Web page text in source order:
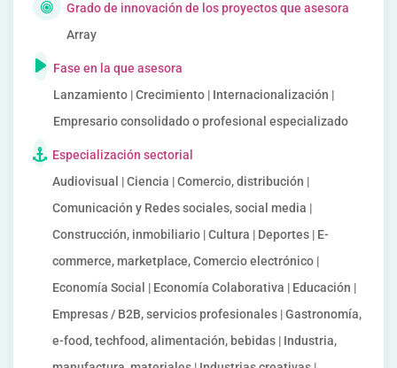
Grado de innovación de los proyectos que asesora
Array
Fase en la que asesora
Lanzamiento | Crecimiento | Internacionalización |
Empresario consolidado o profesional especializado
Especialización sectorial
Audiovisual | Ciencia | Comercio, distribución |
Comunicación y Redes sociales, social media |
Construcción, inmobiliario | Cultura | Deportes | E-
commerce, marketplace, Comercio electrónico |
Economía Social | Economía Colaborativa | Educación |
Empresas / B2B, servicios profesionales | Gastronomía,
e-food, techfood, alimentación, bebidas | Industria,